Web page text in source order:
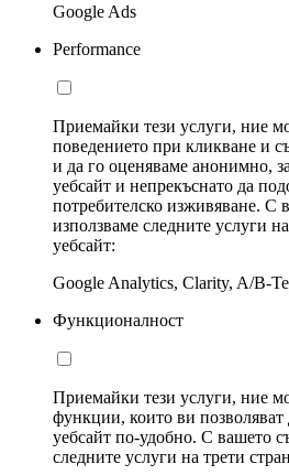
Google Ads
Performance
Приемайки тези услуги, ние
поведението при кликване и
и да го оценяваме анонимно,
уебсайт и непрекъснато да
потребителско изживяване. С
използваме следните услуги
уебсайт:
Google Analytics, Clarity, A/B-
Функционалност
Приемайки тези услуги, ние
функции, които ви позволяват
уебсайт по-удобно. С вашето
следните услуги на трети